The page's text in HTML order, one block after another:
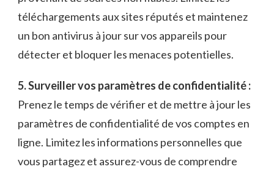
⁢téléchargements aux⁤ sites réputés et ⁤maintenez
un bon ​antivirus à jour sur vos appareils pour
détecter ⁣et ​bloquer les menaces potentielles.
5. Surveiller⁢ vos paramètres de confidentialité :
Prenez le⁣ temps ⁢de ⁢vérifier et ‍de mettre à⁤ jour‌ les
paramètres de confidentialité ⁣de⁤ vos ⁤comptes en
ligne. Limitez les informations personnelles que
vous partagez et assurez-vous de comprendre